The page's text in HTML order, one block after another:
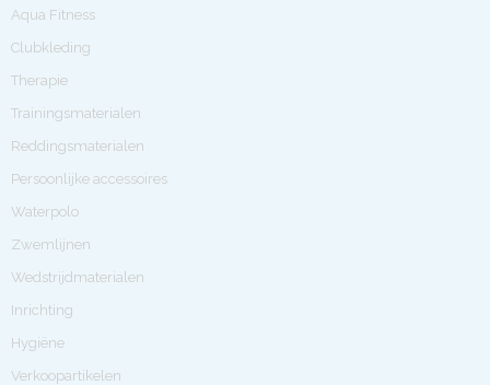
Aqua Fitness
Clubkleding
Therapie
Trainingsmaterialen
Reddingsmaterialen
Persoonlijke accessoires
Waterpolo
Zwemlijnen
Wedstrijdmaterialen
Inrichting
Hygiëne
Verkoopartikelen